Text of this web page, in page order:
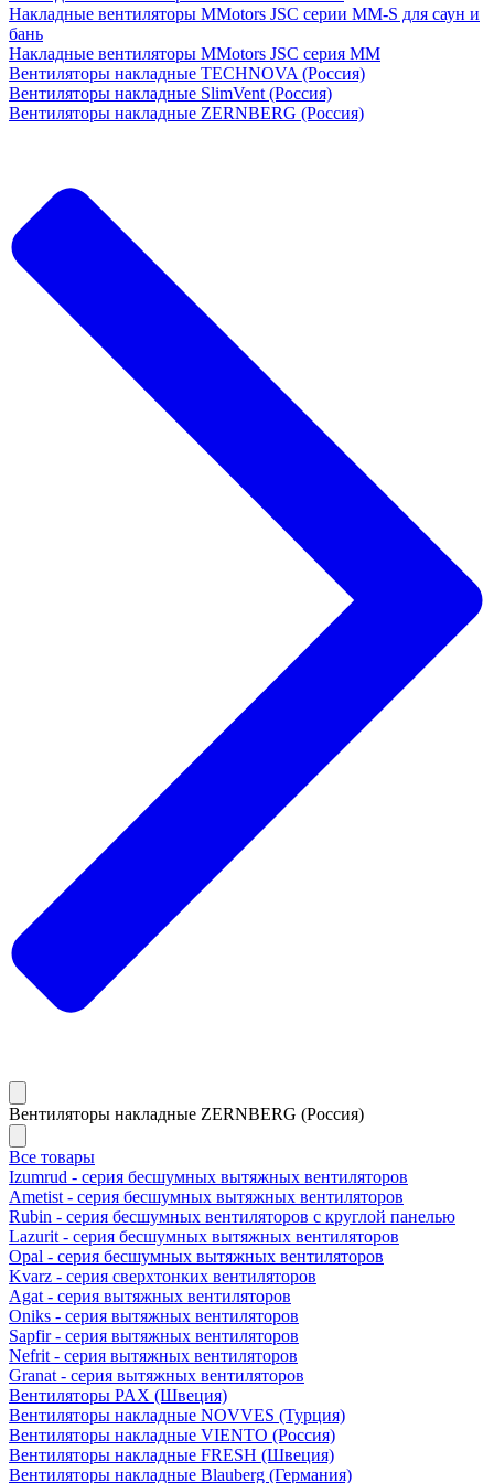
Накладные вентиляторы MMotors JSC серии MM-S для саун и
бань
Накладные вентиляторы MMotors JSC серия МM
Вентиляторы накладные TECHNOVA (Россия)
Вентиляторы накладные SlimVent (Россия)
Вентиляторы накладные ZERNBERG (Россия)
Вентиляторы накладные ZERNBERG (Россия)
Все товары
Izumrud - серия бесшумных вытяжных вентиляторов
Ametist - серия бесшумных вытяжных вентиляторов
Rubin - серия бесшумных вентиляторов с круглой панелью
Lazurit - серия бесшумных вытяжных вентиляторов
Opal - серия бесшумных вытяжных вентиляторов
Kvarz - серия сверхтонких вентиляторов
Agat - серия вытяжных вентиляторов
Oniks - серия вытяжных вентиляторов
Sapfir - серия вытяжных вентиляторов
Nefrit - серия вытяжных вентиляторов
Granat - серия вытяжных вентиляторов
Вентиляторы PAX (Швеция)
Вентиляторы накладные NOVVES (Турция)
Вентиляторы накладные VIENTO (Россия)
Вентиляторы накладные FRESH (Швеция)
Вентиляторы накладные Blauberg (Германия)